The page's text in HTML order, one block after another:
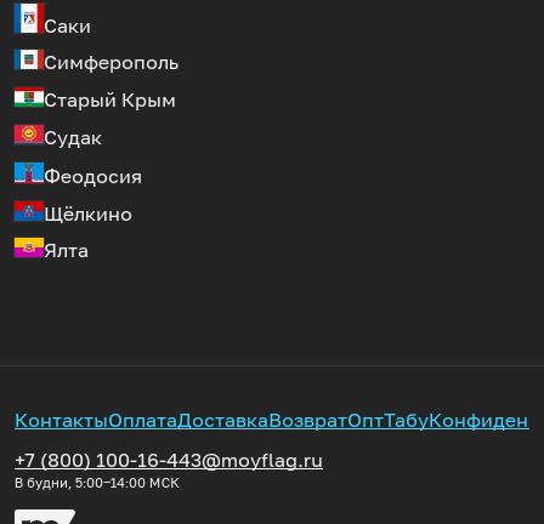
Саки
Симферополь
Старый Крым
Судак
Феодосия
Щёлкино
Ялта
КонтактыОплатаДоставкаВозвратОптТабу
+7 (800) 100-16-44
В будни, 5:00‒14:00 МСК
3@moyflag.ru